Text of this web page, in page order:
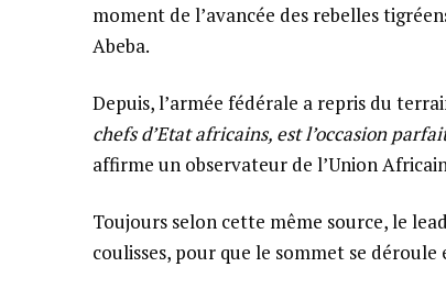
moment de l’avancée des rebelles
Abeba.
Depuis, l’armée fédérale a repris du
chefs d’Etat africains, est l’occasion
affirme un observateur de l’Union
Toujours selon cette même source, le
coulisses, pour que le sommet se